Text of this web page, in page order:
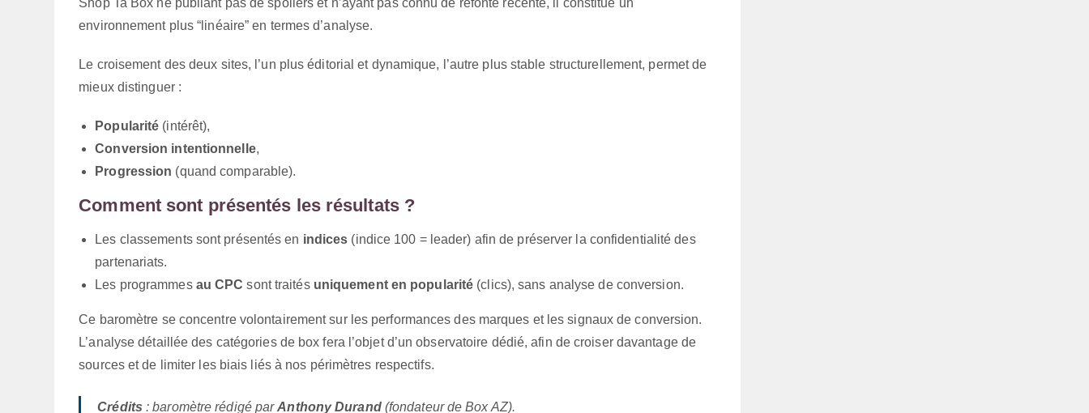
Shop Ta Box ne publiant pas de spoilers et n’ayant pas connu de refonte récente, il constitue un
environnement plus “linéaire” en termes d’analyse.
Le croisement des deux sites, l’un plus éditorial et dynamique, l’autre plus stable structurellement, permet de
mieux distinguer :
Popularité (intérêt),
Conversion intentionnelle,
Progression (quand comparable).
Comment sont présentés les résultats ?
Les classements sont présentés en indices (indice 100 = leader) afin de préserver la confidentialité des
partenariats.
Les programmes au CPC sont traités uniquement en popularité (clics), sans analyse de conversion.
Ce baromètre se concentre volontairement sur les performances des marques et les signaux de conversion.
L’analyse détaillée des catégories de box fera l’objet d’un observatoire dédié, afin de croiser davantage de
sources et de limiter les biais liés à nos périmètres respectifs.
Crédits : baromètre rédigé parAnthony Durand(fondateur de Box AZ).